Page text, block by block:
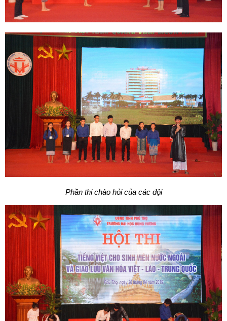
Phần thi chào hỏi của các đội